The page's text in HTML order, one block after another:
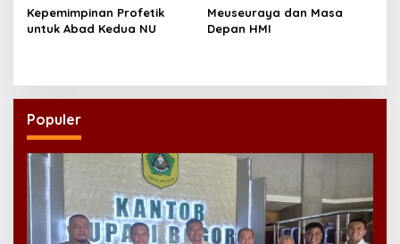
Kepemimpinan Profetik
untuk Abad Kedua NU
Meuseuraya dan Masa
Depan HMI
Populer